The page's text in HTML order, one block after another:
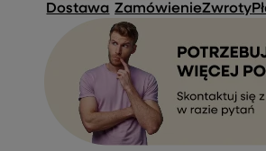
Dostawa ZamówienieZwroty